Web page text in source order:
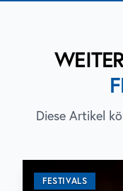
Diese Artikel
FESTIVALS